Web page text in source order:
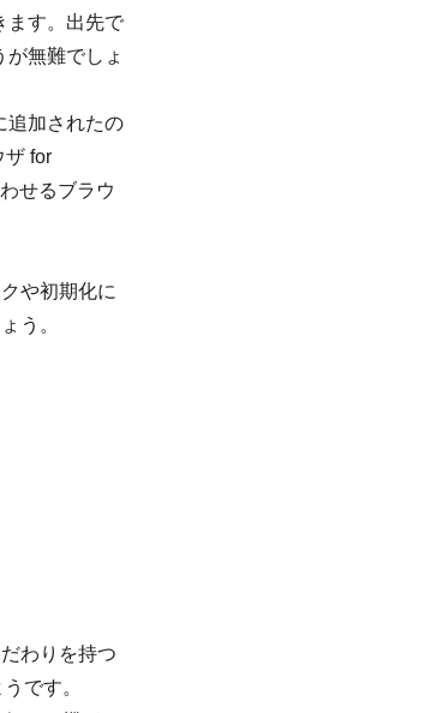
ます。出先で
無難でしょ
追加されたの
ザ for
せるブラウ
や初期化に
う。
わりを持つ
です。